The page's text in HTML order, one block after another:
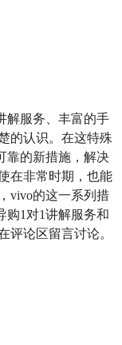
解服务、丰富的手
的认识。在这特殊
靠的新措施，解决
在非常时期，也能
vivo的这一系列措
购1对1讲解服务和
评论区留言讨论。